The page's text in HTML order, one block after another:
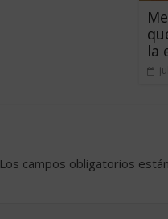
la
Los campos obligatorios